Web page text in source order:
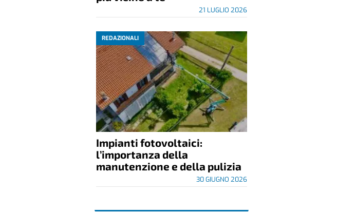
21 LUGLIO 2026
REDAZIONALI
Impianti fotovoltaici:
l’importanza della
manutenzione e della pulizia
30 GIUGNO 2026